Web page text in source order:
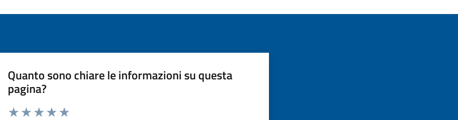
Quanto sono chiare le informazioni su questa
pagina?
Valuta da 1 a 5 stelle la pagina